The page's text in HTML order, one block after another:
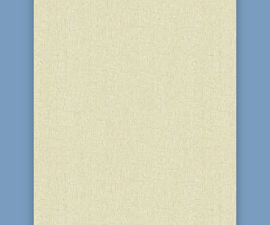
В Днепродзержинской еврейской
общине прошла благотворительная
акция, организованная и
спонсированная ФОНДОМ "КЕРЕН
ЕДИДУТ" совместно с Федерацией
еврейских общин СНГ. Слава Б-гу, наш
мир вовеки держался и всегда будет
держаться на благотворительности и
милосердии...